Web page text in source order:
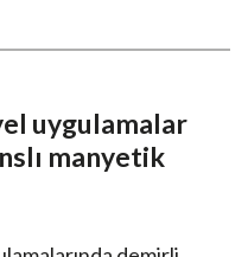
uygulamalar
manyetik